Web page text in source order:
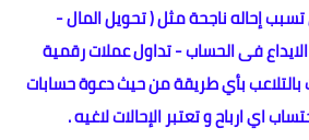
إحاله ناجحة مثل ( تحويل المال -
فى الحساب - تداول عملات رقمية
بالتلاعب بأي طريقة من حيث دعوة حسابات
اي ارباح و تعتبر الإحالات لاغيه .